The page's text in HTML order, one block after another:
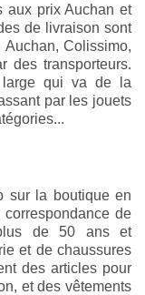
aux prix Auchan et
de livraison sont
Colissimo,
des transporteurs.
large qui va de la
par les jouets
sur la boutique en
de
de 50 ans et
et de chaussures
des articles pour
et des vêtements